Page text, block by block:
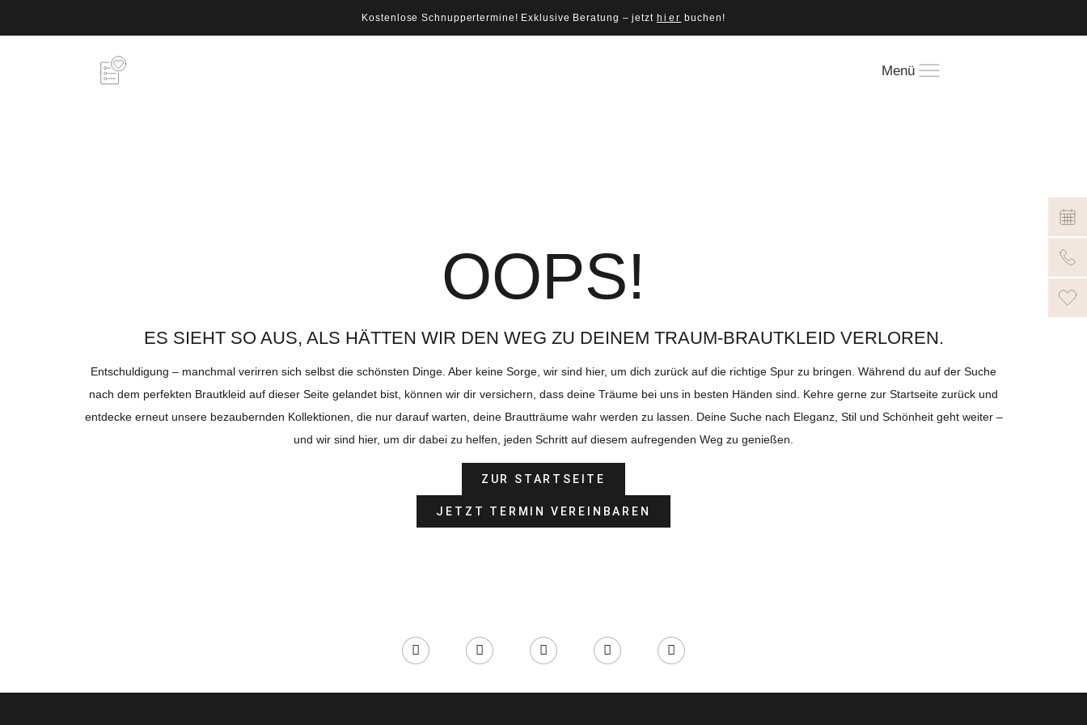
Kostenlose Schnuppertermine! Exklusive Beratung – jetzt hier buchen!
Menü
OOPS!
ES SIEHT SO AUS, ALS HÄTTEN WIR DEN WEG ZU DEINEM TRAUM-BRAUTKLEID VERLOREN.
Entschuldigung – manchmal verirren sich selbst die schönsten Dinge. Aber keine Sorge, wir sind hier, um dich zurück auf die richtige Spur zu bringen. Während du auf der Suche
nach dem perfekten Brautkleid auf dieser Seite gelandet bist, können wir dir versichern, dass deine Träume bei uns in besten Händen sind. Kehre gerne zur Startseite zurück und
entdecke erneut unsere bezaubernden Kollektionen, die nur darauf warten, deine Brautträume wahr werden zu lassen. Deine Suche nach Eleganz, Stil und Schönheit geht weiter –
und wir sind hier, um dir dabei zu helfen, jeden Schritt auf diesem aufregenden Weg zu genießen.
ZUR STARTSEITE
JETZT TERMIN VEREINBAREN